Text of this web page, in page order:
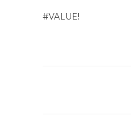
#VALUE!